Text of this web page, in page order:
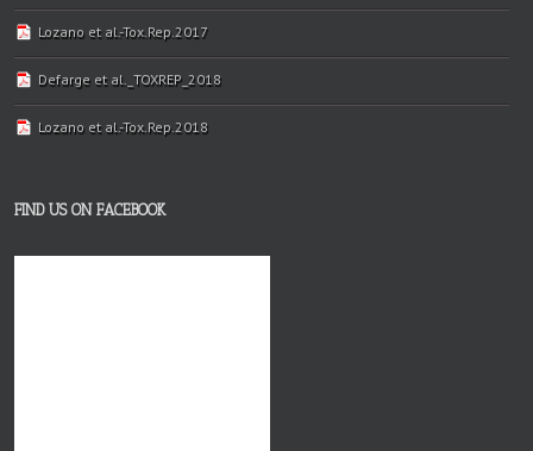
Lozano et al.-Tox.Rep.2017
Defarge et al._TOXREP_2018
Lozano et al.-Tox.Rep.2018
FIND US ON FACEBOOK